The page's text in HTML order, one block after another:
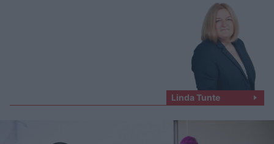
Linda Tunte